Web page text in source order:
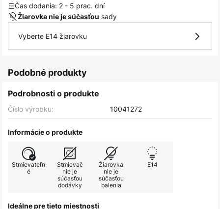
Čas dodania: 2 - 5 prac. dní
Žiarovka nie je súčasťou sady
Vyberte E14 žiarovku
Podobné produkty
Podrobnosti o produkte
Číslo výrobku: 10041272
Informácie o produkte
Stmievateľn
é
Stmievač
nie je
súčasťou
dodávky
Žiarovka
nie je
súčasťou
balenia
E14
Ideálne pre tieto miestnosti